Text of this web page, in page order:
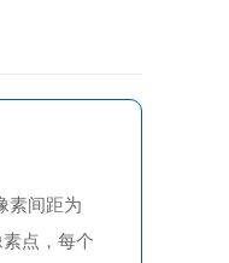
素间距为
素点，每个